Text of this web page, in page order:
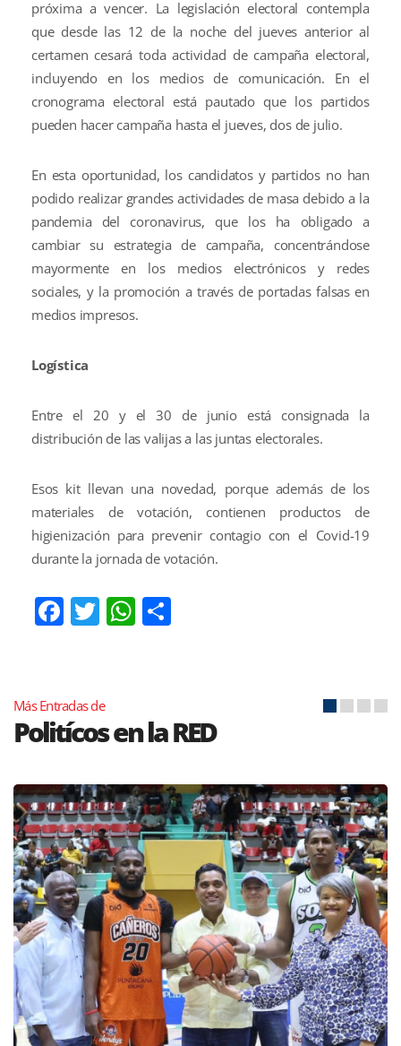
próxima a vencer. La legislación electoral contempla
que desde las 12 de la noche del jueves anterior al
certamen cesará toda actividad de campaña electoral,
incluyendo en los medios de comunicación. En el
cronograma electoral está pautado que los partidos
pueden hacer campaña hasta el jueves, dos de julio.
En esta oportunidad, los candidatos y partidos no han
podido realizar grandes actividades de masa debido a la
pandemia del coronavirus, que los ha obligado a
cambiar su estrategia de campaña, concentrándose
mayormente en los medios electrónicos y redes
sociales, y la promoción a través de portadas falsas en
medios impresos.
Logística
Entre el 20 y el 30 de junio está consignada la
distribución de las valijas a las juntas electorales.
Esos kit llevan una novedad, porque además de los
materiales de votación, contienen productos de
higienización para prevenir contagio con el Covid-19
durante la jornada de votación.
Facebook
TwitterWhatsApp
Más Entradas de
Politícos en la RED